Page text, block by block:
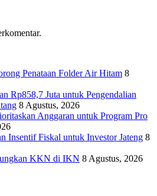
Penataan Folder Air Hitam 8
Rp858,7 Juta untuk Pengendalian
8 Agustus, 2026
Anggaran untuk Program Pro
Insentif Fiskal untuk Investor Jateng 8
KKN di IKN 8 Agustus, 2026